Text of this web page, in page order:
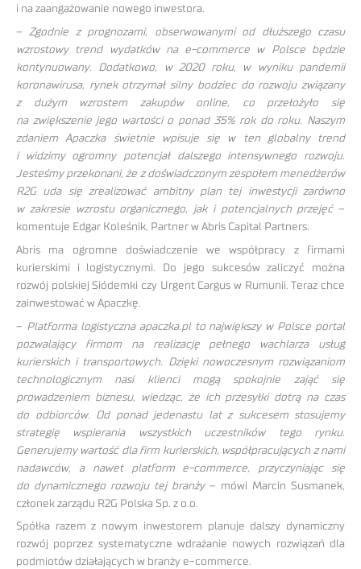
i na zaangażowanie nowego inwestora.
–Zgodnie z prognozami, obserwowanymi od dłuższego czasu
wzrostowy trend wydatków na e-commerce w Polsce będzie
kontynuowany. Dodatkowo, w 2020 roku, w wyniku pandemii
koronawirusa, rynek otrzymał silny bodziec do rozwoju związany
z dużym wzrostem zakupów online, co przełożyło się
na zwiększenie jego wartości o ponad 35% rok do roku. Naszym
zdaniem Apaczka świetnie wpisuje się w ten globalny trend
i widzimy ogromny potencjał dalszego intensywnego rozwoju.
Jesteśmy przekonani, że z doświadczonym zespołem menedżerów
R2G uda się zrealizować ambitny plan tej inwestycji zarówno
w zakresie wzrostu organicznego, jak i potencjalnych przejęć–
komentuje Edgar Koleśnik, Partner w Abris Capital Partners.
Abris ma ogromne doświadczenie we współpracy z firmami
kurierskimi i logistycznymi. Do jego sukcesów zaliczyć można
rozwój polskiej Siódemki czy Urgent Cargus w Rumunii. Teraz chce
zainwestować w Apaczkę.
– Platforma logistyczna apaczka.pl to największy w Polsce portal
pozwalający firmom na realizację pełnego wachlarza usług
kurierskich i transportowych. Dzięki nowoczesnym rozwiązaniom
technologicznym nasi klienci mogą spokojnie zająć się
prowadzeniem biznesu, wiedząc, że ich przesyłki dotrą na czas
do odbiorców. Od ponad jedenastu lat z sukcesem stosujemy
strategię wspierania wszystkich uczestników tego rynku.
Generujemy wartość dla firm kurierskich, współpracujących z nami
nadawców, a nawet platform e-commerce, przyczyniając się
do dynamicznego rozwoju tej branży– mówi Marcin Susmanek,
członek zarządu R2G Polska Sp. z o.o.
Spółka razem z nowym inwestorem planuje dalszy dynamiczny
rozwój poprzez systematyczne wdrażanie nowych rozwiązań dla
podmiotów działających w branży e-commerce.